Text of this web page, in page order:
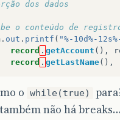
dos dados
o conteúdo de
. out . printf ( "%-10d%-
record . getAccount (),
record . getLastName(),
endOfFileException )
o while(true)
não há